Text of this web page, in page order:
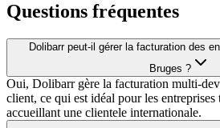
Questions fréquentes
Dolibarr peut-il gérer la facturation des
Bruges ?
Oui, Dolibarr gère la facturation multi-
client, ce qui est idéal pour les entreprises
accueillant une clientele internationale.